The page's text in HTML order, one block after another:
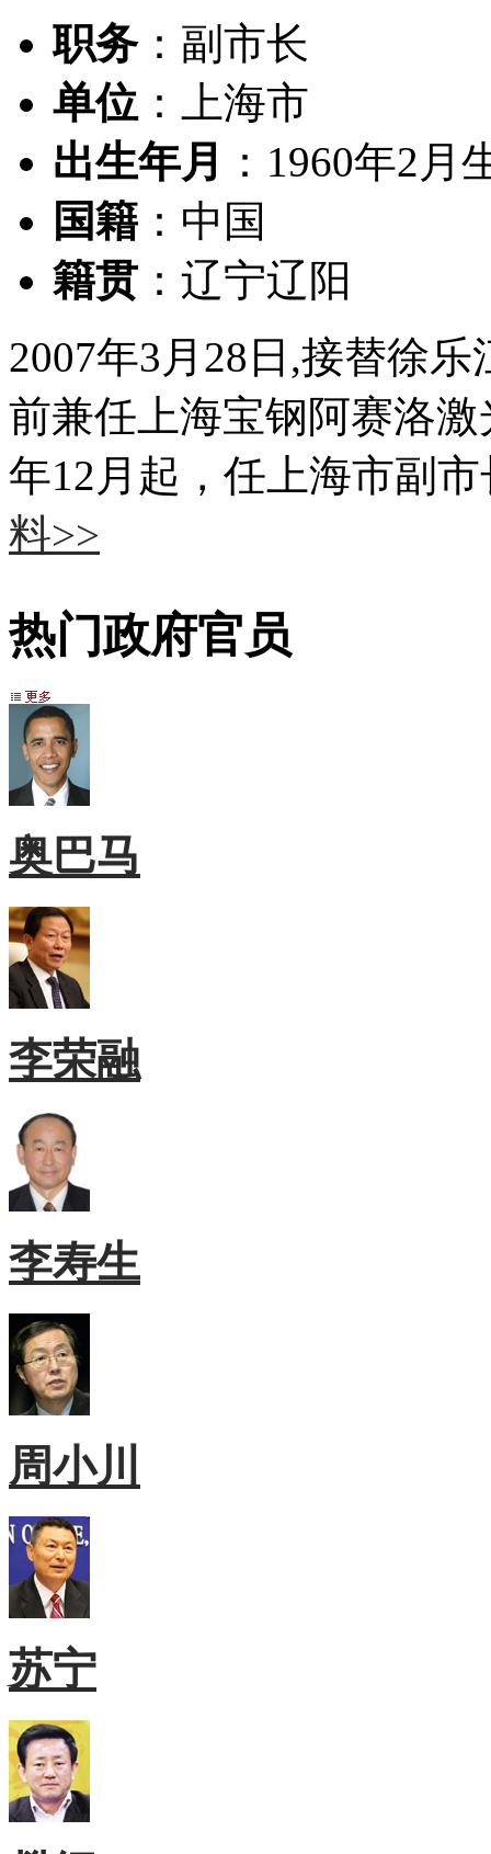
职务：副市长
单位 ：上海市
出生年月
：1960年2月
国籍 ：中国
籍贯 ：辽宁辽阳
2007年3月28日,接替徐
前兼任上海宝钢阿赛洛
年12月起，任上海市副
料>>
热门政府官员
奥巴马
李荣融
李寿生
周小川
苏宁